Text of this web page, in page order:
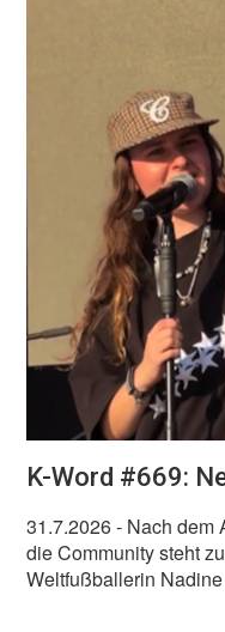
K-Word #669:
31.7.2026- Nach dem
die Community steht
Weltfußballerin